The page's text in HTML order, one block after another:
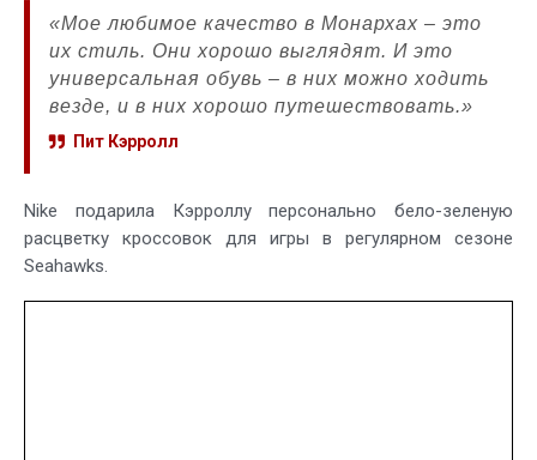
«Мое любимое качество в Монархах – это
их стиль. Они хорошо выглядят. И это
универсальная обувь – в них можно ходить
везде, и в них хорошо путешествовать.»
Пит Кэрролл
Nike подарила Кэрроллу персонально бело-зеленую
расцветку кроссовок для игры в регулярном сезоне
Seahawks.